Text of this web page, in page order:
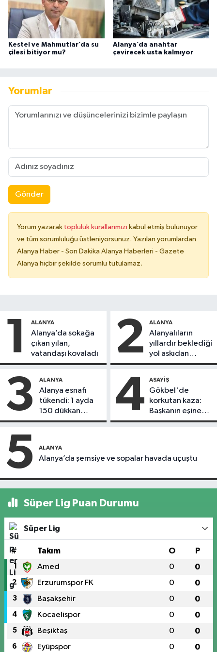
Kestel ve Mahmutlar’da su
çilesi bitiyor mu?
Alanya’da anahtar
çevirecek usta kalmıyor
Yorumlar
Gönder
Yorum yazarak topluluk kurallarımızı kabul etmiş bulunuyor
ve tüm sorumluluğu üstleniyorsunuz. Yazılan yorumlardan
Alanya Haber - Son Dakika Alanya Haberleri - Gazete
Alanya hiçbir şekilde sorumlu tutulamaz.
1 ALANYA
Alanya’da sokağa
çıkan yılan,
vatandaşı kovaladı
2 ALANYA
Alanyalıların
yıllardır beklediği
yol askıdan
döndü
3 ALANYA
Alanya esnafı
tükendi: 1 ayda
150 dükkan
kapandı
4 ASAYIŞ
Gökbel'de
korkutan kaza:
Başkanın eşine
motosiklet çarptı
5 ALANYA
Alanya’da şemsiye ve sopalar havada uçuştu
Süper Lig Puan Durumu
Süper Lig
# Takım O P
1 Amed 0 0
2 Erzurumspor FK 0 0
3 Başakşehir 0 0
4 Kocaelispor 0 0
5 Beşiktaş 0 0
6 Eyüpspor 0 0